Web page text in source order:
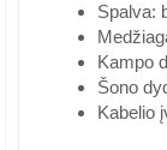
Spalva:
Kampo
Šono
Kabelio